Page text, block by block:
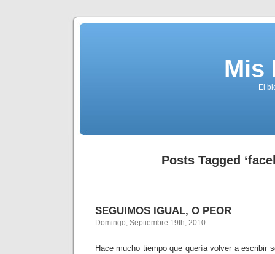
Mis
El
Posts Tagged
SEGUIMOS IGUAL, O PEOR
Domingo, Septiembre 19th, 2010
Hace mucho tiempo que quería volver a escribir